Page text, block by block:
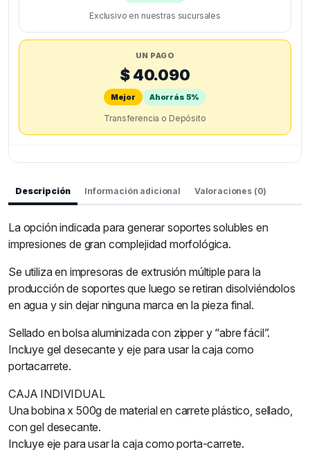
Exclusivo en nuestras sucursales
UN PAGO
$ 40.090
Mejor Ahorrás 5%
Transferencia o Depósito
Descripción Información adicional Valoraciones (0)
La opción indicada para generar soportes solubles en
impresiones de gran complejidad morfológica.
Se utiliza en impresoras de extrusión múltiple para la
producción de soportes que luego se retiran disolviéndolos
en agua y sin dejar ninguna marca en la pieza final.
Sellado en bolsa aluminizada con zipper y “abre fácil”.
Incluye gel desecante y eje para usar la caja como
portacarrete.
CAJA INDIVIDUAL
Una bobina x 500g de material en carrete plástico, sellado,
con gel desecante.
Incluye eje para usar la caja como porta-carrete.